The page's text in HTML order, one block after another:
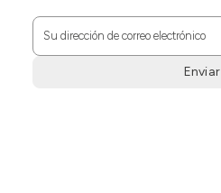
Su dirección de correo electrónico
Enviar